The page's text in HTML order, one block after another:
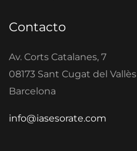
Contacto
Av. Corts Catalanes, 7
08173 Sant Cugat del Vallès
Barcelona
info@iasesorate.com